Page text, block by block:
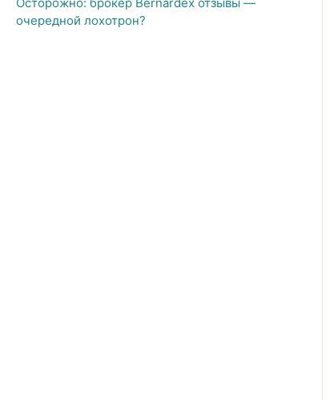
очередной лохотрон?